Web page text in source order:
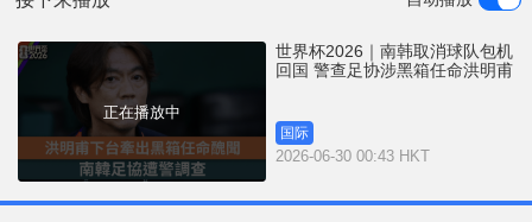
e
正在播放中
世界杯2026｜南韩取消球队包机
回国 警查足协涉黑箱任命洪明甫
国际
2026-06-30 00:43 HKT